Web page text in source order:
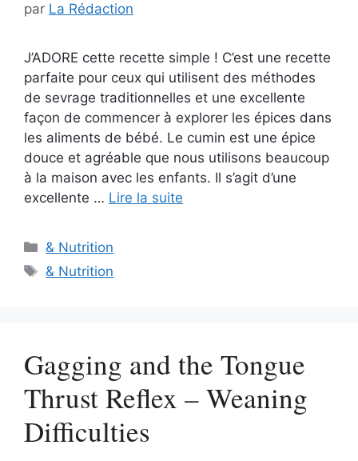
par La Rédaction
J’ADORE cette recette simple ! C’est une recette
parfaite pour ceux qui utilisent des méthodes
de sevrage traditionnelles et une excellente
façon de commencer à explorer les épices dans
les aliments de bébé. Le cumin est une épice
douce et agréable que nous utilisons beaucoup
à la maison avec les enfants. Il s’agit d’une
excellente … Lire la suite
Catégories
& Nutrition
Étiquettes
& Nutrition
Gagging and the Tongue
Thrust Reflex – Weaning
Difficulties